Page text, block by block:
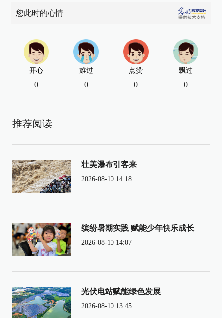
您此时的心情
开心
0
难过
0
点赞
0
飘过
0
推荐阅读
壮美瀑布引客来
2026-08-10 14:18
缤纷暑期实践 赋能少年快乐成长
2026-08-10 14:07
光伏电站赋能绿色发展
2026-08-10 13:45